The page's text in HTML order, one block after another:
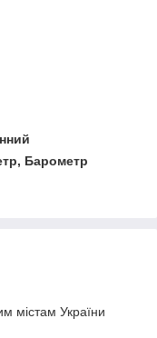
Барометр
містам України